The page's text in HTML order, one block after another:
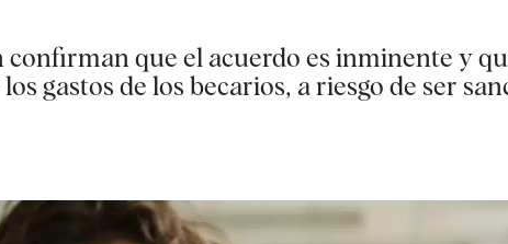
confirman que el acuerdo es inminente y
gastos de los becarios, a riesgo de ser